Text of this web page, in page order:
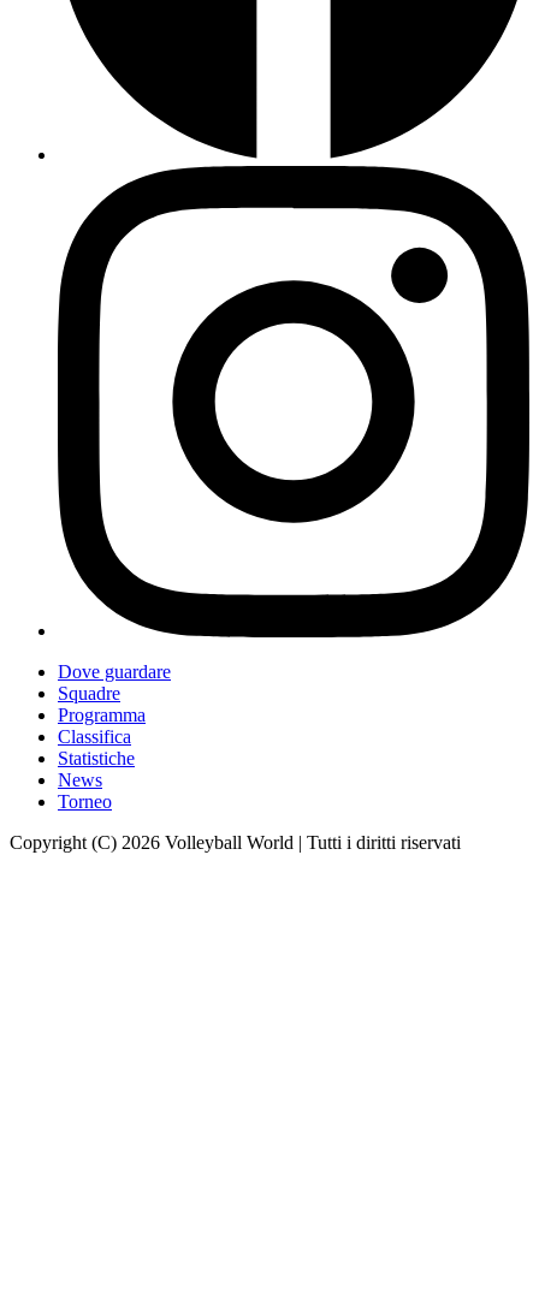
Dove guardare
Squadre
Programma
Classifica
Statistiche
News
Torneo
Copyright (C) 2026 Volleyball World | Tutti i diritti riservati